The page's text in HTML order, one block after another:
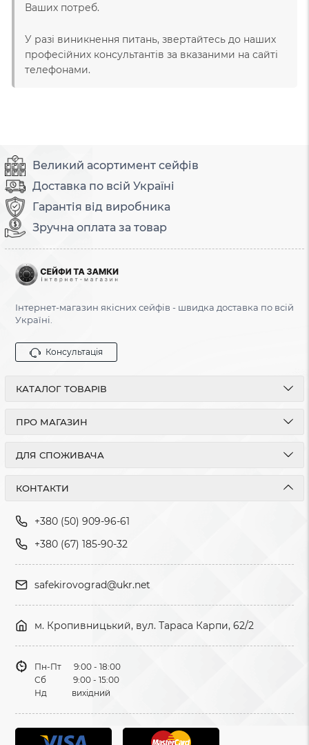
Ваших потреб.
У разі виникнення питань, звертайтесь до наших
професійних консультантів за вказаними на сайті
телефонами.
Великий асортимент сейфів
Доставка по всій Україні
Гарантія від виробника
Зручна оплата за товар
Інтернет-магазин якісних сейфів - швидка доставка по всій
Україні.
Консультація
КАТАЛОГ ТОВАРІВ
ПРО МАГАЗИН
ДЛЯ СПОЖИВАЧА
КОНТАКТИ
+380 (50) 909-96-61
+380 (67) 185-90-32
safekirovograd@ukr.net
м. Кропивницький, вул. Тараса Карпи, 62/2
Пн-Пт 9:00 - 18:00
Сб 9:00 - 15:00
Нд вихідний